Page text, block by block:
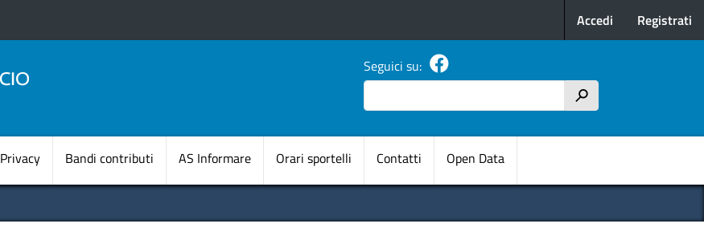
Menu profilo
Accedi Registrati
Seguici su:
Cerca
h
Navigazione principale
Privacy Bandi contributi AS Informare Orari sportelli Contatti Open Data